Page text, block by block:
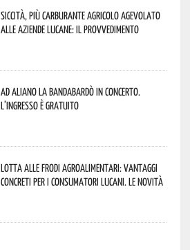
Siccità, più carburante agricolo agevolato
alle aziende lucane: il provvedimento
Ad Aliano la Bandabardò in concerto.
L’ingresso è gratuito
Lotta alle frodi agroalimentari: vantaggi
concreti per i consumatori lucani. Le novità